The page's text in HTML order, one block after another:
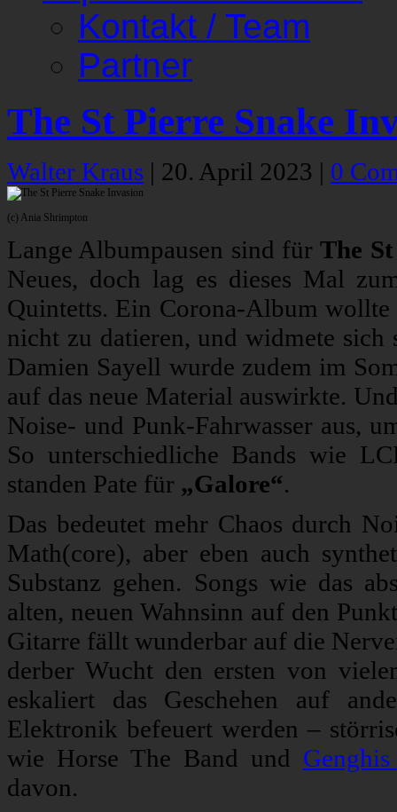
Kontakt / Team
Partner
The St Pierre Snake
Walter Kraus | 20. April 2023 | 0
(c) Ania Shrimpton
Lange Albumpausen sind fürThe
Neues, doch lag es dieses Mal
Quintetts. Ein Corona-Album
nicht zu datieren, und widmete sich
Damien Sayell wurde zudem im
auf das neue Material auswirkte.
Noise- und Punk-Fahrwasser aus,
So unterschiedliche Bands wie
standen Pate für „Galore“.
Das bedeutet mehr Chaos durch
Math(core), aber eben auch
Substanz gehen. Songs wie das
alten, neuen Wahnsinn auf den
Gitarre fällt wunderbar auf die
derber Wucht den ersten von
eskaliert das Geschehen auf
Elektronik befeuert werden –
wie Horse The Band und
davon.